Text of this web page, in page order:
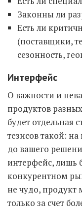
Законны ли
Есть ли
(поставщики,
сезонность,
Интерфейс
О важности и
продуктов
будет отдельная
тезисов такой:
до вашего
интерфейс, лишь
конкурентном
не чудо, продукт
только за счет